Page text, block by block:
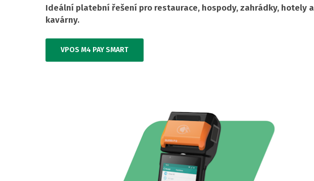
Ideální platební řešení pro restaurace, hospody, zahrádky, hotely a
kavárny.
VPOS M4 PAY SMART